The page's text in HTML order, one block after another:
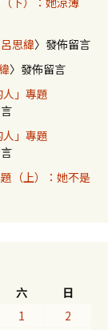
思緯〉發佈留言
〉發佈留言
人」專題
人」專題
（上）：她不是
六
日
1
2